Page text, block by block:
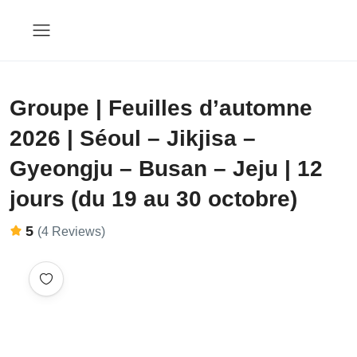
Groupe | Feuilles d’automne
2026 | Séoul – Jikjisa –
Gyeongju – Busan – Jeju | 12
jours (du 19 au 30 octobre)
5 (4 Reviews)